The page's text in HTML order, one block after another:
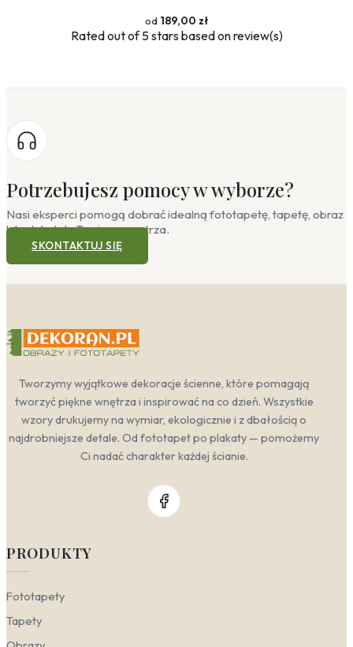
189,00 zł
Ratedout of 5 stars based onreview(s)
Potrzebujesz pomocy w wyborze?
Nasi eksperci pomogą dobrać idealną fototapetę, tapetę, obraz
lub plakat do Twojego wnętrza.
SKONTAKTUJ SIĘ
Tworzymy wyjątkowe dekoracje ścienne, które pomagają
tworzyć piękne wnętrza i inspirować na co dzień. Wszystkie
wzory drukujemy na wymiar, ekologicznie i z dbałością o
najdrobniejsze detale. Od fototapet po plakaty — pomożemy
Ci nadać charakter każdej ścianie.
PRODUKTY
Fototapety
Tapety